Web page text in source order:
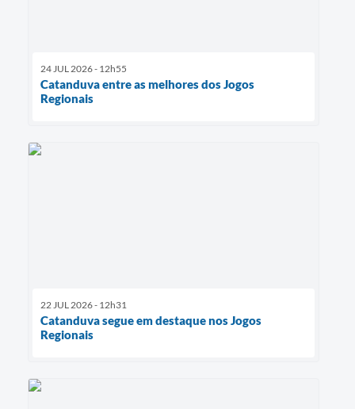
24 JUL 2026 - 12h55
Catanduva entre as melhores dos Jogos
Regionais
22 JUL 2026 - 12h31
Catanduva segue em destaque nos Jogos
Regionais